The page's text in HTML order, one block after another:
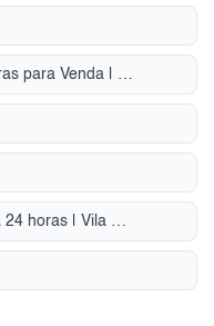
Apartamento com portaria 24 horas para Venda | Vila Olímpia (Zona Sul)
Alugar Apartamento com portaria 24 horas | Vila Olímpia (Zona Sul)